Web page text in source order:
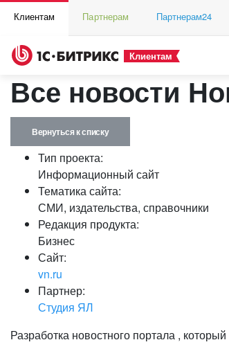
Клиентам Партнерам Партнерам24
Клиентам
Все новости
Вернуться к списку
Тип проекта:
Информационный сайт
Тематика сайта:
СМИ, издательства, справочники
Редакция продукта:
Бизнес
Сайт:
vn.ru
Партнер:
Студия ЯЛ
Разработка новостного портала ,